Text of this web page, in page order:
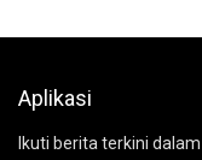
Aplikasi
Ikuti berita terkini